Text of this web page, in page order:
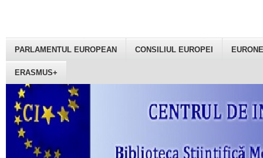
PARLAMENTUL EUROPEAN CONSILIUL EUROPEI
ERASMUS+